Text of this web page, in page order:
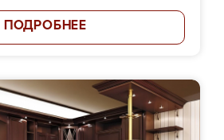
ПОДРОБНЕЕ